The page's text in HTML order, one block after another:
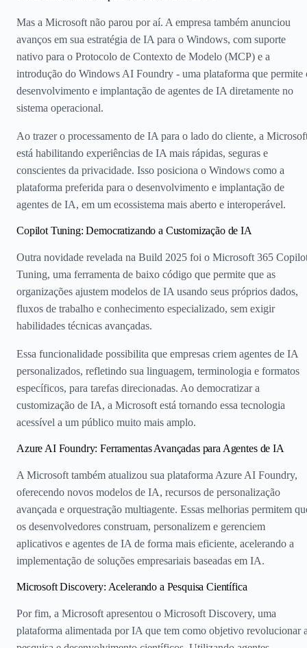
Mas a Microsoft não parou por aí. A empresa também anunciou
avanços em sua estratégia de IA para o Windows, com suporte
nativo para o Protocolo de Contexto de Modelo (MCP) e a
introdução do Windows AI Foundry - uma plataforma que permite
desenvolvimento e implantação de agentes de IA diretamente no
sistema operacional.
Ao trazer o processamento de IA para o lado do cliente, a
está habilitando experiências de IA mais rápidas, seguras e
conscientes da privacidade. Isso posiciona o Windows como a
plataforma preferida para o desenvolvimento e implantação de
agentes de IA, em um ecossistema mais aberto e interoperável.
Copilot Tuning: Democratizando a Customização de IA
Outra novidade revelada na Build 2025 foi o Microsoft 365
Tuning, uma ferramenta de baixo código que permite que as
organizações ajustem modelos de IA usando seus próprios dados,
fluxos de trabalho e conhecimento especializado, sem exigir
habilidades técnicas avançadas.
Essa funcionalidade possibilita que empresas criem agentes de IA
personalizados, refletindo sua linguagem, terminologia e formatos
específicos, para tarefas direcionadas. Ao democratizar a
customização de IA, a Microsoft está tornando essa tecnologia
acessível a um público muito mais amplo.
Azure AI Foundry: Ferramentas Avançadas para Agentes de IA
A Microsoft também atualizou sua plataforma Azure AI Foundry,
oferecendo novos modelos de IA, recursos de personalização
avançada e orquestração multiagente. Essas melhorias permitem
os desenvolvedores construam, personalizem e gerenciem
aplicativos e agentes de IA de forma mais eficiente, acelerando a
implementação de soluções empresariais baseadas em IA.
Microsoft Discovery: Acelerando a Pesquisa Científica
Por fim, a Microsoft apresentou o Microsoft Discovery, uma
plataforma alimentada por IA que tem como objetivo revolucionar